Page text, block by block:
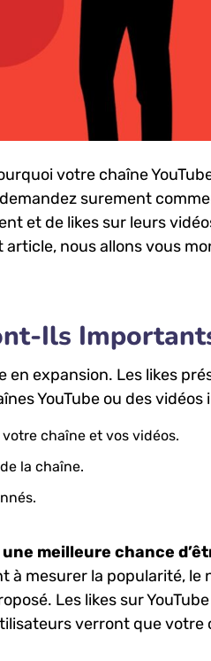
votre chaîne
⁢surement
⁤et de likes sur ‍leurs
article, nous allons ‍vous
Ils
en expansion. Les likes
YouTube ou ⁢des vidéos
chaîne et vos vidéos.
la chaîne.
meilleure chance
à mesurer‌ la popularité, le
Les likes sur
​verront‍ que